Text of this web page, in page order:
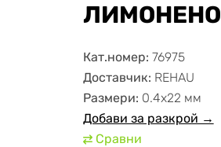
Кат.номер: 76975
Доставчик: REHAU
Размери: 0.4х22 мм
Добави за разкрой →
⇄Сравни